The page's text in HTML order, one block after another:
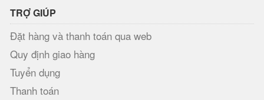
TRỢ GIÚP
Đặt hàng và thanh toán qua web
Quy định giao hàng
Tuyển dụng
Thanh toán